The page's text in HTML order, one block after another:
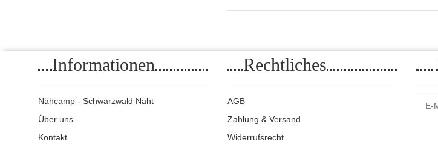
Informationen
Nähcamp - Schwarzwald Näht
Über uns
Kontakt
Rechtliches
AGB
Zahlung & Versand
Widerrufsrecht